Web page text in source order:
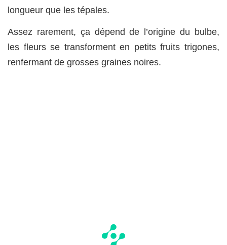
longueur que les tépales.
Assez rarement, ça dépend de l’origine du bulbe,
les fleurs se transforment en petits fruits trigones,
renfermant de grosses graines noires.